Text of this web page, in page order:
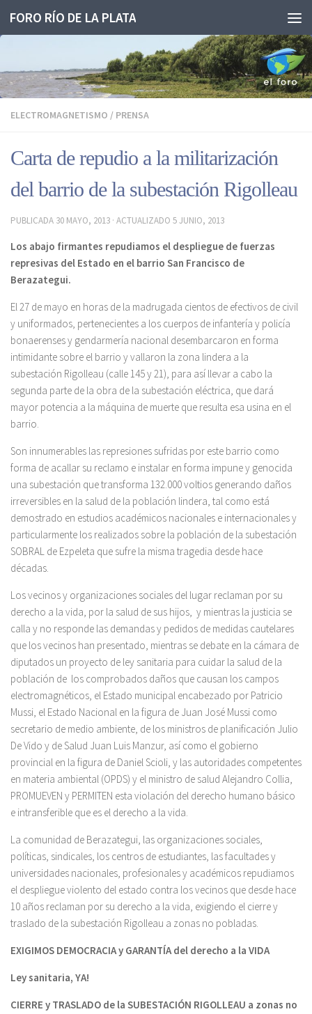
Saltar al contenido
FORO RÍO DE LA PLATA
ELECTROMAGNETISMO / PRENSA
Carta de repudio a la militarización
del barrio de la subestación Rigolleau
PUBLICADA 30 MAYO, 2013 · ACTUALIZADO 5 JUNIO, 2013
Los abajo firmantes repudiamos el despliegue de fuerzas
represivas del Estado en el barrio San Francisco de
Berazategui.
El 27 de mayo en horas de la madrugada cientos de efectivos de civil
y uniformados, pertenecientes a los cuerpos de infantería y policía
bonaerenses y gendarmería nacional desembarcaron en forma
intimidante sobre el barrio y vallaron la zona lindera a la
subestación Rigolleau (calle 145 y 21), para así llevar a cabo la
segunda parte de la obra de la subestación eléctrica, que dará
mayor potencia a la máquina de muerte que resulta esa usina en el
barrio.
Son innumerables las represiones sufridas por este barrio como
forma de acallar su reclamo e instalar en forma impune y genocida
una subestación que transforma 132.000 voltios generando daños
irreversibles en la salud de la población lindera, tal como está
demostrado en estudios académicos nacionales e internacionales y
particularmente los realizados sobre la población de la subestación
SOBRAL de Ezpeleta que sufre la misma tragedia desde hace
décadas.
Los vecinos y organizaciones sociales del lugar reclaman por su
derecho a la vida, por la salud de sus hijos, y mientras la justicia se
calla y no responde las demandas y pedidos de medidas cautelares
que los vecinos han presentado, mientras se debate en la cámara de
diputados un proyecto de ley sanitaria para cuidar la salud de la
población de los comprobados daños que causan los campos
electromagnéticos, el Estado municipal encabezado por Patricio
Mussi, el Estado Nacional en la figura de Juan José Mussi como
secretario de medio ambiente, de los ministros de planificación Julio
De Vido y de Salud Juan Luis Manzur, así como el gobierno
provincial en la figura de Daniel Scioli, y las autoridades competentes
en materia ambiental (OPDS) y el ministro de salud Alejandro Collia,
PROMUEVEN y PERMITEN esta violación del derecho humano básico
e intransferible que es el derecho a la vida.
La comunidad de Berazategui, las organizaciones sociales,
políticas, sindicales, los centros de estudiantes, las facultades y
universidades nacionales, profesionales y académicos repudiamos
el despliegue violento del estado contra los vecinos que desde hace
10 años reclaman por su derecho a la vida, exigiendo el cierre y
traslado de la subestación Rigolleau a zonas no pobladas.
EXIGIMOS DEMOCRACIA y GARANTÍA del derecho a la VIDA
Ley sanitaria, YA!
CIERRE y TRASLADO de la SUBESTACIÓN RIGOLLEAU a zonas no